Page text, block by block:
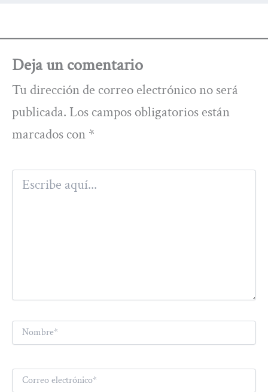
Deja un comentario
Tu dirección de correo electrónico no será
publicada. Los campos obligatorios están
marcados con *
Escribe
aquí...
Nombre*
Correo
electrónico*